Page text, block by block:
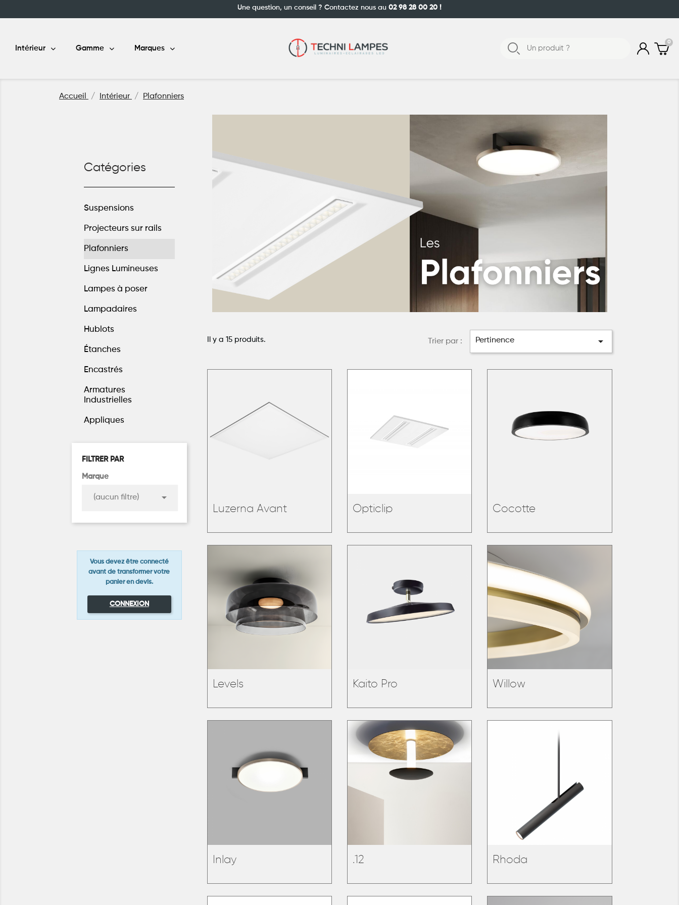
Une question, un conseil ? Contactez nous au 02 98 28 00 20 !
Intérieur Gamme Marques
Accueil Intérieur Plafonniers
Catégories
Suspensions
Projecteurs sur rails
Plafonniers
Lignes Lumineuses
Lampes à poser
Lampadaires
Hublots
Étanches
Encastrés
Armatures
Industrielles
Appliques
FILTRER PAR
Marque
(aucun filtre) 
Vous devez être connecté
avant de transformer votre
panier en devis.
CONNEXION
Il y a 15 produits. Trier par : Pertinence 
Luzerna Avant Opticlip Cocotte
Levels Kaito Pro Willow
Inlay .12 Rhoda